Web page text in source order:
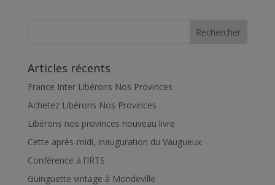
Rechercher
Articles récents
France Inter Libérons Nos Provinces
Achetez Libérons Nos Provinces
Libérons nos provinces nouveau livre
Cette après-midi, inauguration du Vaugueux
Conférence à l’IRTS
Guinguette vintage à Mondeville